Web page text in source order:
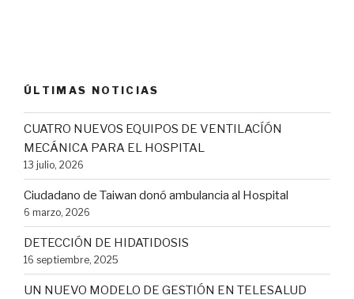
ÚLTIMAS NOTICIAS
CUATRO NUEVOS EQUIPOS DE VENTILACÍÓN
MECÁNICA PARA EL HOSPITAL
13 julio, 2026
Ciudadano de Taiwan donó ambulancia al Hospital
6 marzo, 2026
DETECCIÓN DE HIDATIDOSIS
16 septiembre, 2025
UN NUEVO MODELO DE GESTIÓN EN TELESALUD